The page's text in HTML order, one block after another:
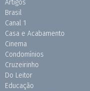
Artigos
Brasil
Canal 1
Casa e Acabamento
Cinema
Condomínios
Cruzeirinho
Do Leitor
Educação